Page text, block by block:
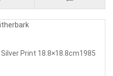
Print 18.8×18.8cm1985